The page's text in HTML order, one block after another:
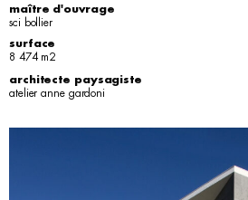
maître d'ouvrage
sci bollier
surface
8 474 m2
architecte paysagiste
atelier anne gardoni